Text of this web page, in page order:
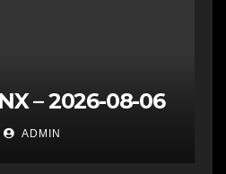
– 2026-08-06
ADMIN